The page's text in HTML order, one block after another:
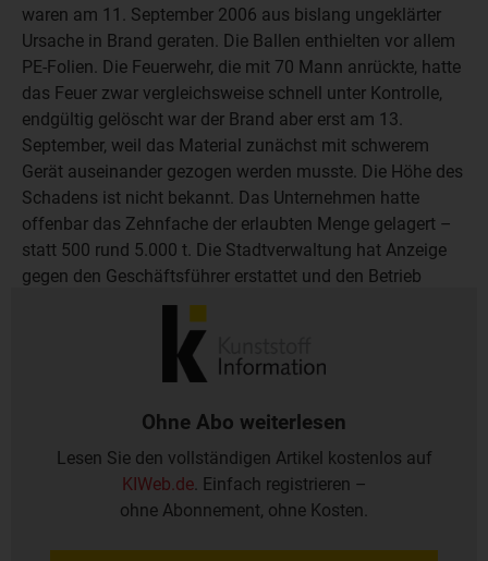
waren am 11. September 2006 aus bislang ungeklärter
Ursache in Brand geraten. Die Ballen enthielten vor allem
PE-Folien. Die Feuerwehr, die mit 70 Mann anrückte, hatte
das Feuer zwar vergleichsweise schnell unter Kontrolle,
endgültig gelöscht war der Brand aber erst am 13.
September, weil das Material zunächst mit schwerem
Gerät auseinander gezogen werden musste. Die Höhe des
Schadens ist nicht bekannt. Das Unternehmen hatte
offenbar das Zehnfache der erlaubten Menge gelagert –
statt 500 rund 5.000 t. Die Stadtverwaltung hat Anzeige
gegen den Geschäftsführer erstattet und den Betrieb
angewiesen, den ordnungsgemäßen Zustand wieder
Ohne Abo weiterlesen
Lesen Sie den vollständigen Artikel kostenlos auf
KIWeb.de. Einfach registrieren –
ohne Abonnement, ohne Kosten.